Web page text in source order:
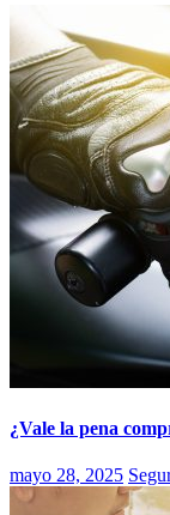
¿Vale la pena
mayo 28, 2025